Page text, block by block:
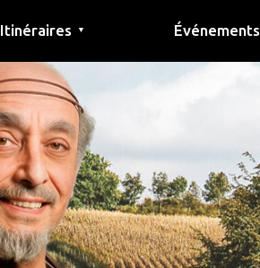
Itinéraires ▼ Événements